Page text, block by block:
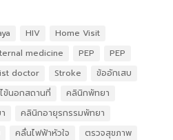
HIV
Home Visit
medicine PEP
PEP
doctor Stroke
ข้ออักเสบ
ข้นอกสถานที่
คลินิกพัทยา
คลินิกอายุรกรรมพัทยา
คลื่นไฟฟ้าหัวใจ
ตรวจสุขภาพ